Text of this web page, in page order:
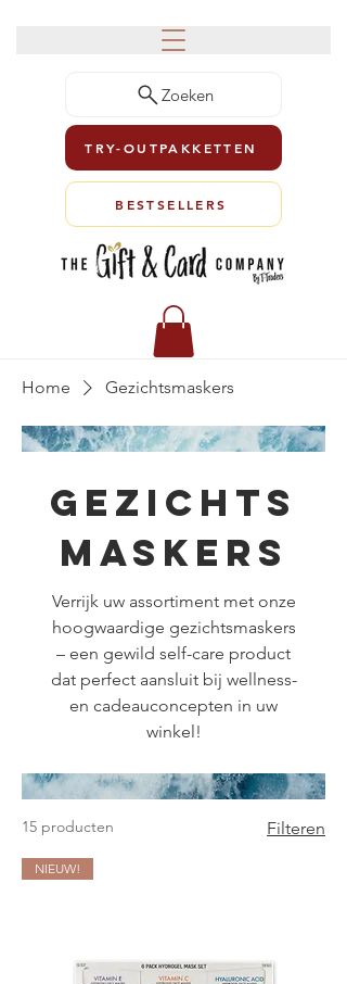
Zoeken
TRY-OUTPAKKETTEN
BESTSELLERS
Home Gezichtsmaskers
Gezichts
maskers
Verrijk uw assortiment met onze
hoogwaardige gezichtsmaskers
– een gewild self-care product
dat perfect aansluit bij wellness-
en cadeauconcepten in uw
winkel!
15 producten Filteren
NIEUW!